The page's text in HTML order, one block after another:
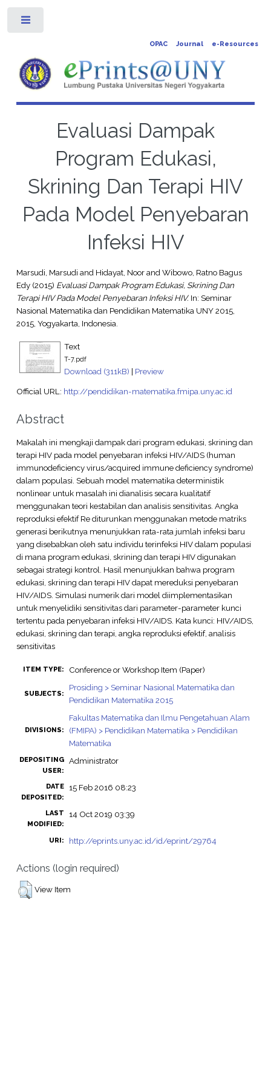
OPAC Journal e-Resources
Evaluasi Dampak
Program Edukasi,
Skrining Dan Terapi HIV
Pada Model Penyebaran
Infeksi HIV
Marsudi, Marsudi and Hidayat, NoorandWibowo, Ratno Bagus
Edy(2015) Evaluasi Dampak Program Edukasi, Skrining Dan
Terapi HIV Pada Model Penyebaran Infeksi HIV.In: Seminar
Nasional Matematika dan Pendidikan Matematika UNY 2015,
2015, Yogyakarta, Indonesia.
Text
T-7.pdf
Download (311kB) | Preview
Official URL: http://pendidikan-matematika.fmipa.uny.ac.id
Abstract
Makalah ini mengkaji dampak dari program edukasi, skrining dan
terapi HIV pada model penyebaran infeksi HIV/AIDS (human
immunodeficiency virus/acquired immune deficiency syndrome)
dalam populasi. Sebuah model matematika deterministik
nonlinear untuk masalah ini dianalisis secara kualitatif
menggunakan teori kestabilan dan analisis sensitivitas. Angka
reproduksi efektif Re diturunkan menggunakan metode matriks
generasi berikutnya menunjukkan rata-rata jumlah infeksi baru
yang disebabkan oleh satu individu terinfeksi HIV dalam populasi
di mana program edukasi, skrining dan terapi HIV digunakan
sebagai strategi kontrol. Hasil menunjukkan bahwa program
edukasi, skrining dan terapi HIV dapat mereduksi penyebaran
HIV/AIDS. Simulasi numerik dari model diimplementasikan
untuk menyelidiki sensitivitas dari parameter-parameter kunci
tertentu pada penyebaran infeksi HIV/AIDS. Kata kunci: HIV/AIDS,
edukasi, skrining dan terapi, angka reproduksi efektif, analisis
sensitivitas
ITEM TYPE: Conference or Workshop Item (Paper)
SUBJECTS:
Prosiding > Seminar Nasional Matematika dan
Pendidikan Matematika 2015
DIVISIONS:
Fakultas Matematika dan Ilmu Pengetahuan Alam
(FMIPA) > Pendidikan Matematika > Pendidikan
Matematika
DEPOSITING
USER:
Administrator
DATE
DEPOSITED:
15 Feb 2016 08:23
LAST
MODIFIED:
14 Oct 2019 03:39
URI: http://eprints.uny.ac.id/id/eprint/29764
Actions (login required)
View Item